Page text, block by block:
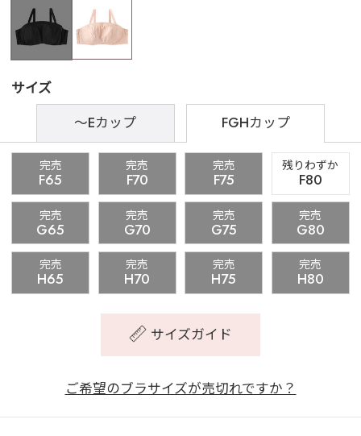
サイズ
～Eカップ
FGHカップ
完売
F65
完売
F70
完売
F75
残りわずか
F80
完売
G65
完売
G70
完売
G75
完売
G80
完売
H65
完売
H70
完売
H75
完売
H80
サイズガイド
ご希望のブラサイズが売切れですか？